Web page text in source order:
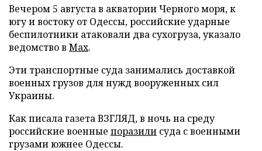
Вечером 5 августа в акватории Черного моря, к
югу и востоку от Одессы, российские ударные
беспилотники атаковали два сухогруза, указало
ведомство в Max.
Эти транспортные суда занимались доставкой
военных грузов для нужд вооруженных сил
Украины.
Как писала газета ВЗГЛЯД, в ночь на среду
российские военные поразили суда с военными
грузами южнее Одессы.